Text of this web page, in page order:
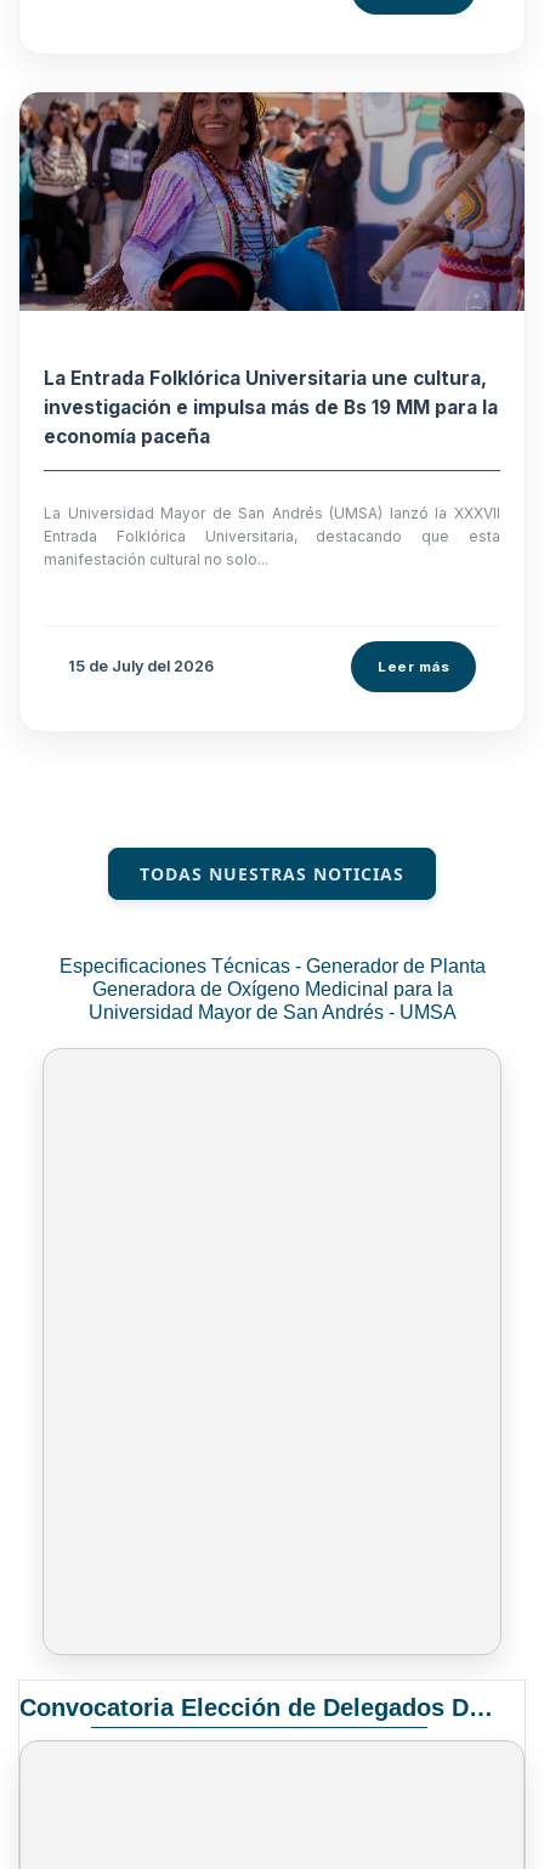
La Entrada Folklórica Universitaria une cultura,
investigación e impulsa más de Bs 19 MM para la
economía paceña
La Universidad Mayor de San Andrés (UMSA) lanzó la XXXVII
Entrada Folklórica Universitaria, destacando que esta
manifestación cultural no solo...
15 de July del 2026 Leer más
TODAS NUESTRAS NOTICIAS
Especificaciones Técnicas - Generador de Planta
Generadora de Oxígeno Medicinal para la
Universidad Mayor de San Andrés - UMSA
Convocatoria Elección de Delegados Docentes para el XIV Congreso Nacional de Universidades